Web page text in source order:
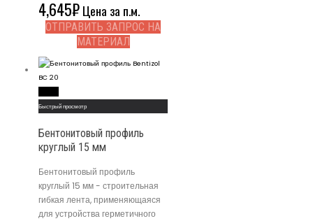
4,645₽Цена за п.м.
ОТПРАВИТЬ ЗАПРОС НА
МАТЕРИАЛ
Быстрый просмотр
Бентонитовый профиль
круглый 15 мм
Бентонитовый профиль
круглый 15 мм - строительная
гибкая лента, применяющаяся
для устройства герметичного